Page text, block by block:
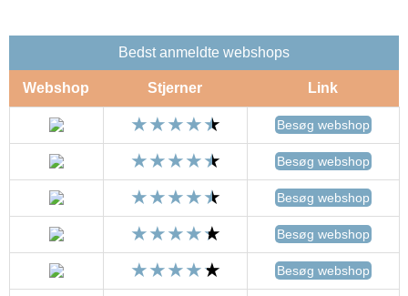
Bedst anmeldte webshops
Webshop Stjerner Link
Besøg webshop
Besøg webshop
Besøg webshop
Besøg webshop
Besøg webshop